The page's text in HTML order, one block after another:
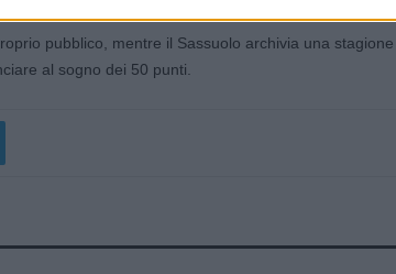
pubblico, mentre il Sassuolo archivia una stagione
al sogno dei 50 punti.